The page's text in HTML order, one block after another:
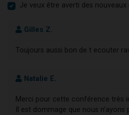
Je veux être averti des
Gilles Z.
Toujours aussi bon de t ecouter
Natalie E.
Merci pour cette conférence très
Il est dommage que nous n'ayons